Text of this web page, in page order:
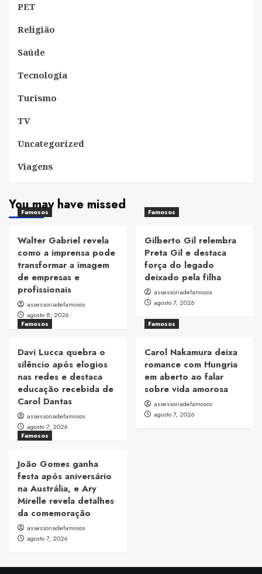
PET
Religião
Saúde
Tecnologia
Turismo
TV
Uncategorized
Viagens
You may have missed
Famosos
Walter Gabriel revela
como a imprensa pode
transformar a imagem
de empresas e
profissionais
assessoriadefamosos
agosto 8, 2026
Famosos
Gilberto Gil relembra
Preta Gil e destaca
força do legado
deixado pela filha
assessoriadefamosos
agosto 7, 2026
Famosos
Davi Lucca quebra o
silêncio após elogios
nas redes e destaca
educação recebida de
Carol Dantas
assessoriadefamosos
agosto 7, 2026
Famosos
Carol Nakamura deixa
romance com Hungria
em aberto ao falar
sobre vida amorosa
assessoriadefamosos
agosto 7, 2026
Famosos
João Gomes ganha
festa após aniversário
na Austrália, e Ary
Mirelle revela detalhes
da comemoração
assessoriadefamosos
agosto 7, 2026